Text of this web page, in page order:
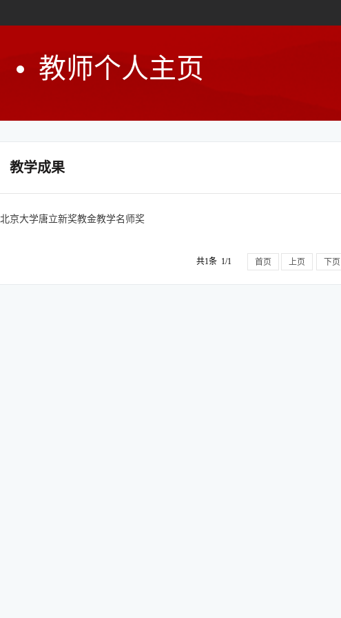
教师个人主页
教学成果
北京大学唐立新奖教金教学名师奖
共1条 1/1 首页 上页 下页